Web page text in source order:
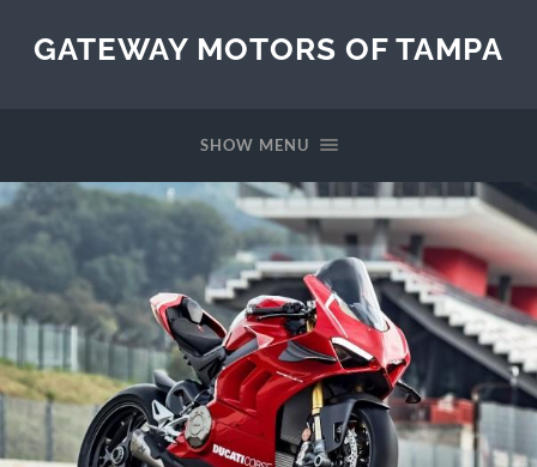
GATEWAY MOTORS OF TAMPA
SHOW MENU